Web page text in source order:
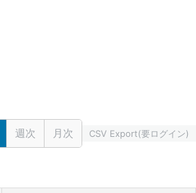
週次 月次 CSV Export(要ログイン)